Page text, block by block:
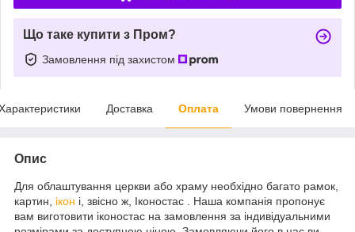
Що таке купити з Пром?
Замовлення під захистом
Доставка Оплата Умови повернення
Опис
Для облаштування церкви або храму необхідно багато рамок,
картин, ікон і, звісно ж, Іконостас . Наша компанія пропонує
вам виготовити іконостас на замовлення за індивідуальними